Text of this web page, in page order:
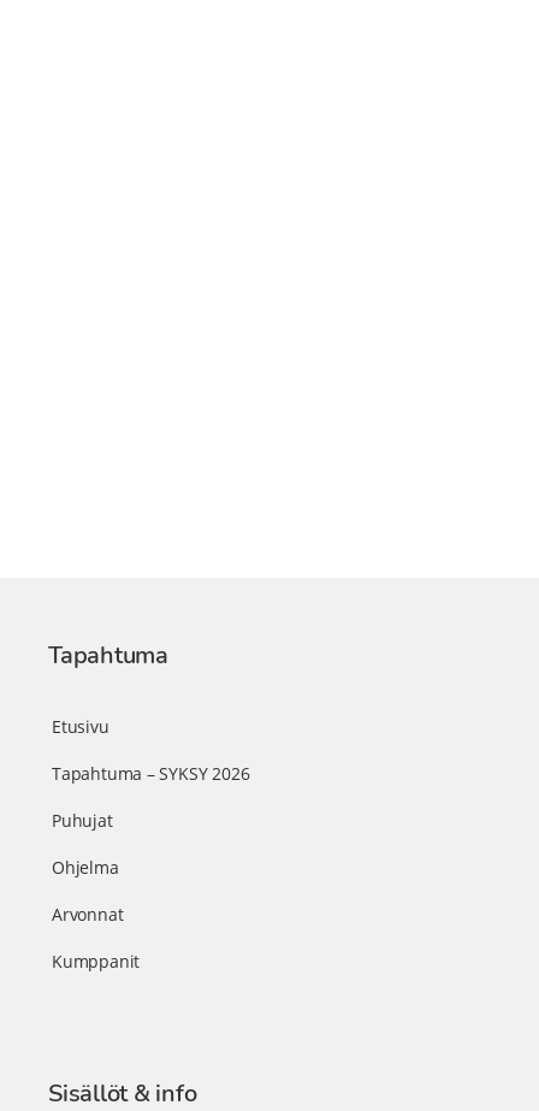
Tapahtuma
Etusivu
Tapahtuma – SYKSY 2026
Puhujat
Ohjelma
Arvonnat
Kumppanit
Sisällöt & info